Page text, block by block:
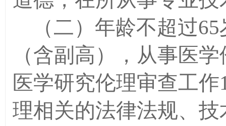
（二）年龄不超过65
（含副高），从事医
医学研究伦理审查工作
理相关的法律法规、